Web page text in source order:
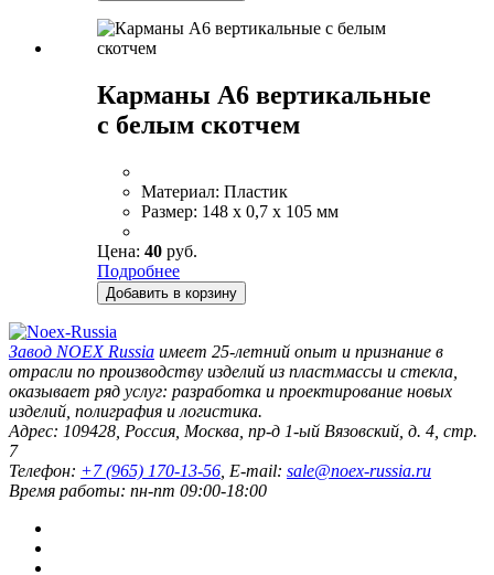
Карманы А6 вертикальные
с белым скотчем
Материал: Пластик
Размер: 148 x 0,7 x 105 мм
Цена: 40 руб.
Подробнее
Добавить в корзину
Завод NOEX Russia имеет 25-летний опыт и признание в
отрасли по производству изделий из пластмассы и стекла,
оказывает ряд услуг: разработка и проектирование новых
изделий, полиграфия и логистика.
Адрес: 109428 Россия Москва пр-д 1-ый Вязовский, д. 4, стр.
7
Телефон: +7 (965) 170-13-56 , E-mail: sale@noex-russia.ru
Время работы: пн-пт 09:00-18:00